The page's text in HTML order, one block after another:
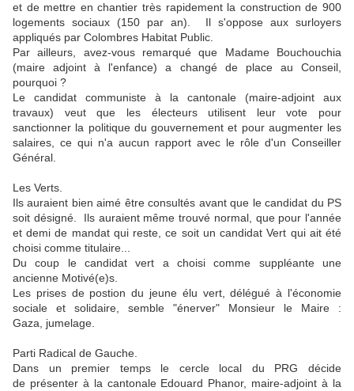
et de mettre en chantier très rapidement la construction de 900
logements sociaux (150 par an). Il s'oppose aux surloyers
appliqués par Colombres Habitat Public.
Par ailleurs, avez-vous remarqué que Madame Bouchouchia
(maire adjoint à l'enfance) a changé de place au Conseil,
pourquoi ?
Le candidat communiste à la cantonale (maire-adjoint aux
travaux) veut que les électeurs utilisent leur vote pour
sanctionner la politique du gouvernement et pour augmenter les
salaires, ce qui n'a aucun rapport avec le rôle d'un Conseiller
Général.
Les Verts.
Ils auraient bien aimé être consultés avant que le candidat du PS
soit désigné. Ils auraient même trouvé normal, que pour l'année
et demi de mandat qui reste, ce soit un candidat Vert qui ait été
choisi comme titulaire...
Du coup le candidat vert a choisi comme suppléante une
ancienne Motivé(e)s.
Les prises de postion du jeune élu vert, délégué à l'économie
sociale et solidaire, semble "énerver" Monsieur le Maire :
Gaza, jumelage.
Parti Radical de Gauche.
Dans un premier temps le cercle local du PRG décide
de présenter à la cantonale Edouard Phanor, maire-adjoint à la